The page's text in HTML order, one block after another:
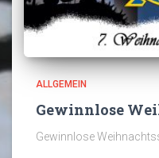
ALLGEMEIN
Gewinnlose
Gewinnlose